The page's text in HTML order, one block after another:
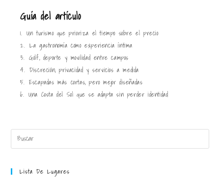
Guía del artículo
1. Un turismo que prioriza el tiempo sobre el precio
2. La gastronomía como experiencia íntima
3. Golf, deporte y movilidad entre campos
4. Discreción, privacidad y servicios a medida
5. Escapadas más cortas, pero mejor diseñadas
6. Una Costa del Sol que se adapta sin perder identidad
Lista De Lugares